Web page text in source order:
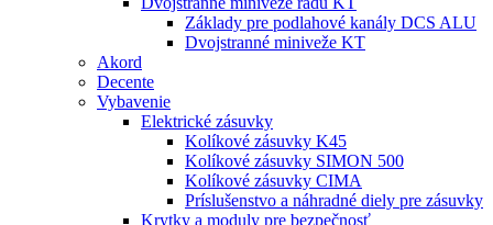
Základy pre podlahové kanály DCS ALU
Dvojstranné miniveže KT
Akord
Decente
Vybavenie
Elektrické zásuvky
Kolíkové zásuvky K45
Kolíkové zásuvky SIMON 500
Kolíkové zásuvky CIMA
Príslušenstvo a náhradné diely pre zásuvky
Krytky a moduly pre bezpečnosť